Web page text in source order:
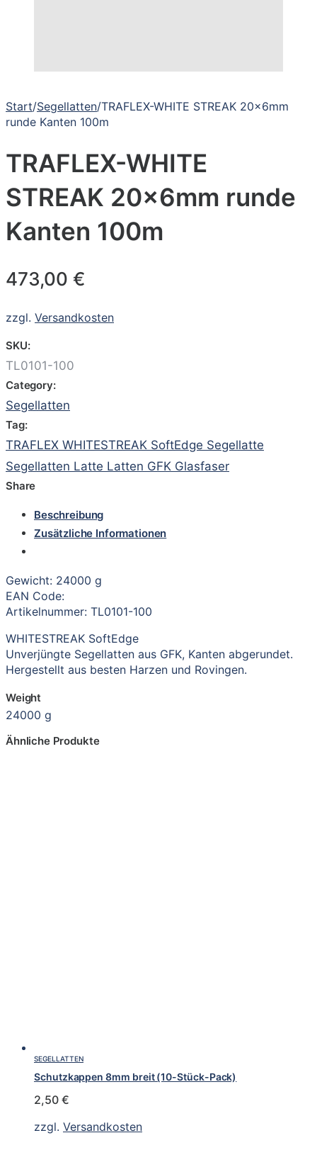
Start/Segellatten/TRAFLEX-WHITE STREAK 20x6mm
runde Kanten 100m
TRAFLEX-WHITE
STREAK 20x6mm runde
Kanten 100m
473,00 €
zzgl. Versandkosten
SKU:
TL0101-100
Category:
Segellatten
Tag:
TRAFLEX WHITESTREAK SoftEdge Segellatte
Segellatten Latte Latten GFK Glasfaser
Share
Beschreibung
Zusätzliche Informationen
Gewicht: 24000 g
EAN Code:
Artikelnummer: TL0101-100
WHITESTREAK SoftEdge
Unverjüngte Segellatten aus GFK, Kanten abgerundet.
Hergestellt aus besten Harzen und Rovingen.
Weight
24000 g
Ähnliche Produkte
SEGELLATTEN
Schutzkappen 8mm breit (10-Stück-Pack)
2,50 €
zzgl. Versandkosten